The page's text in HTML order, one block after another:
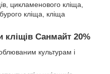
цикламенового кліща,
кліща, кліща
кліщів Санмайт 20%
культурам і